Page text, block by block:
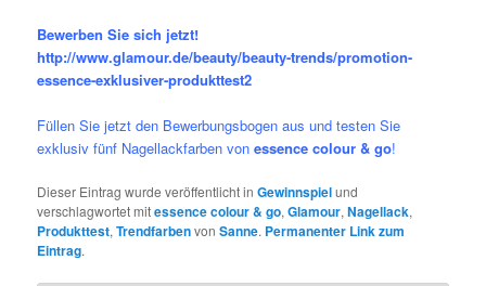
Bewerben Sie sich jetzt!
http://www.glamour.de/beauty/beauty-trends/promotion-
essence-exklusiver-produkttest2
Füllen Sie jetzt den Bewerbungsbogen aus und testen Sie
exklusiv fünf Nagellackfarben vonessence colour & go!
Dieser Eintrag wurde veröffentlicht inGewinnspielund
verschlagwortet mitessence colour & go,Glamour,Nagellack,
Produkttest,TrendfarbenvonSanne. Permanenter Link zum
Eintrag.